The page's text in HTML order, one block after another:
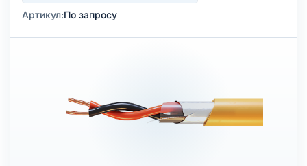
Артикул:По запросу